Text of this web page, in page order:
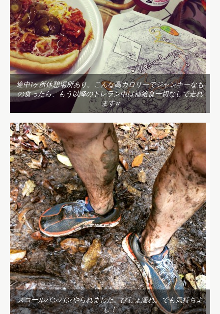
途中1ヶ所休憩場所あり。こんな高カロリーでジャンキーなも
の食ったら、もう以降のトレラン中は補給食一切なしで走れ
ますw
スコールバンバンやられました。びしょ濡れ。でも気持ちよ
し！